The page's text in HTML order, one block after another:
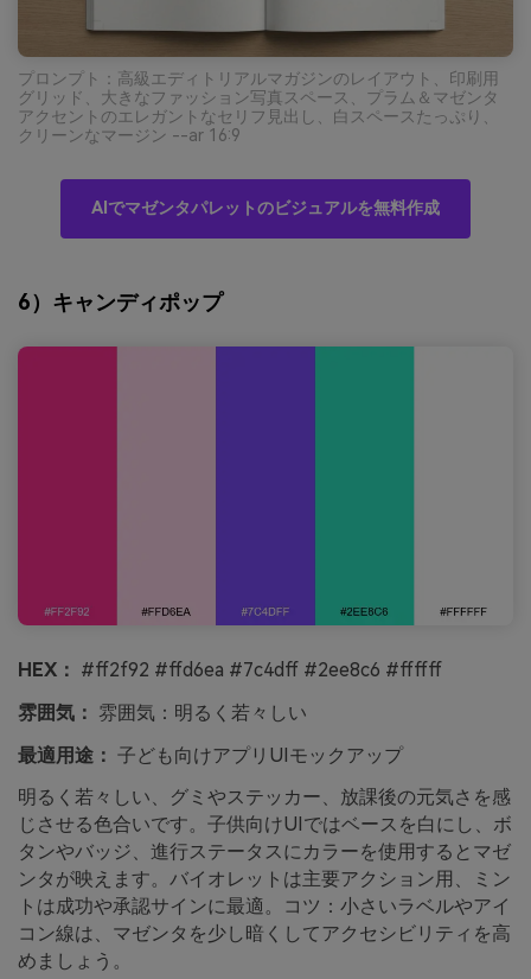
プロンプト：高級エディトリアルマガジンのレイアウト、印刷用
グリッド、大きなファッション写真スペース、プラム＆マゼンタ
アクセントのエレガントなセリフ見出し、白スペースたっぷり、
クリーンなマージン --ar 16:9
AIでマゼンタパレットのビジュアルを無料作成
6）キャンディポップ
HEX： #ff2f92 #ffd6ea #7c4dff #2ee8c6 #ffffff
雰囲気： 雰囲気：明るく若々しい
最適用途： 子ども向けアプリUIモックアップ
明るく若々しい、グミやステッカー、放課後の元気さを感
じさせる色合いです。子供向けUIではベースを白にし、ボ
タンやバッジ、進行ステータスにカラーを使用するとマゼ
ンタが映えます。バイオレットは主要アクション用、ミン
トは成功や承認サインに最適。コツ：小さいラベルやアイ
コン線は、マゼンタを少し暗くしてアクセシビリティを高
めましょう。